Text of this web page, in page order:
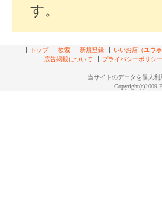
す。
トップ 検索 新規登録
いいお店（ユウ
広告掲載について
プライバシーポリシー
当サイトのデータを個人
Copyright(c)2009